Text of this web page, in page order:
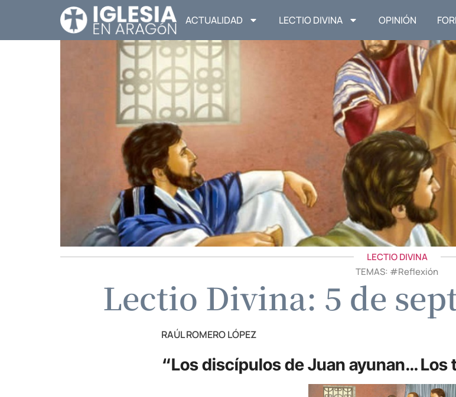
ACTUALIDAD LECTIO DIVINA OPINIÓN
LECTIO DIVINA
TEMAS: #Reflexión
Lectio Divina: 5 de
RAÚL ROMERO LÓPEZ
“Los discípulos de Juan ayunan… Los